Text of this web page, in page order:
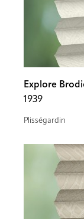
Explore
1939
Plisségardin